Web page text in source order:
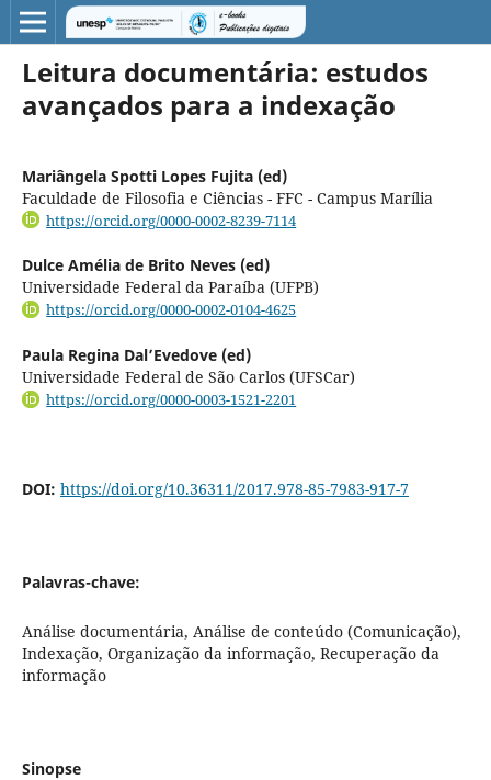
Leitura documentária: estudos
avançados para a indexação
Mariângela Spotti Lopes Fujita (ed)
Faculdade de Filosofia e Ciências - FFC - Campus Marília
https://orcid.org/0000-0002-8239-7114
Dulce Amélia de Brito Neves (ed)
Universidade Federal da Paraíba (UFPB)
https://orcid.org/0000-0002-0104-4625
Paula Regina Dal’Evedove (ed)
Universidade Federal de São Carlos (UFSCar)
https://orcid.org/0000-0003-1521-2201
DOI: https://doi.org/10.36311/2017.978-85-7983-917-7
Palavras-chave:
Análise documentária, Análise de conteúdo (Comunicação),
Indexação, Organização da informação, Recuperação da
informação
Sinopse